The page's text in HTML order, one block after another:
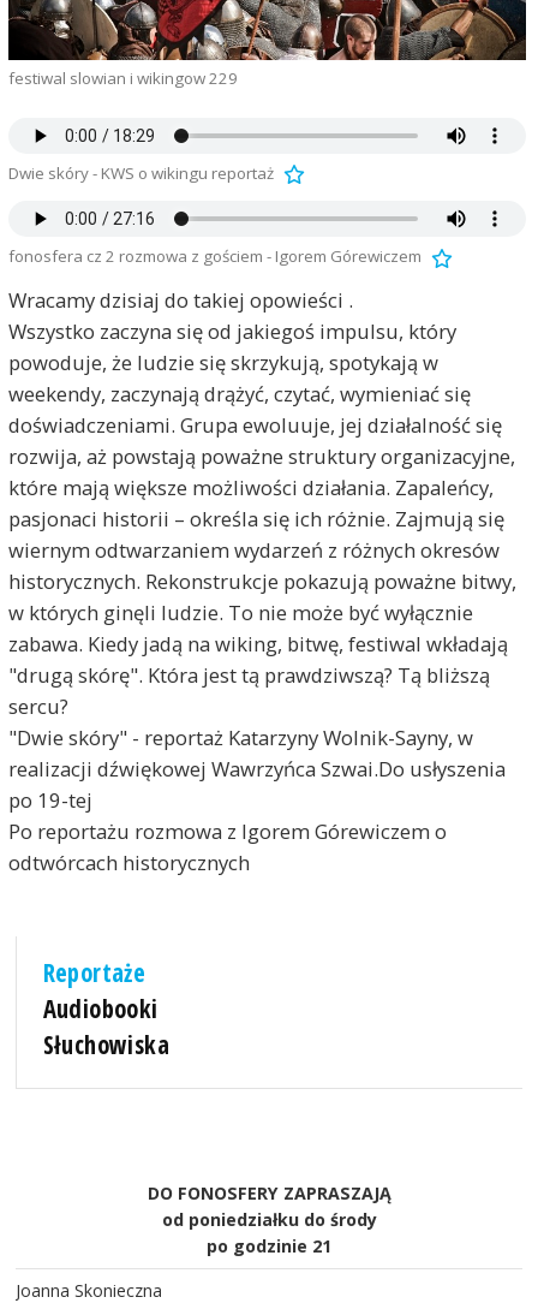
festiwal slowian i wikingow 229
Dwie skóry - KWS o wikingu reportaż
fonosfera cz 2 rozmowa z gościem - Igorem Górewiczem
Wracamy dzisiaj do takiej opowieści .
Wszystko zaczyna się od jakiegoś impulsu, który
powoduje, że ludzie się skrzykują, spotykają w
weekendy, zaczynają drążyć, czytać, wymieniać się
doświadczeniami. Grupa ewoluuje, jej działalność się
rozwija, aż powstają poważne struktury organizacyjne,
które mają większe możliwości działania. Zapaleńcy,
pasjonaci historii – określa się ich różnie. Zajmują się
wiernym odtwarzaniem wydarzeń z różnych okresów
historycznych. Rekonstrukcje pokazują poważne bitwy,
w których ginęli ludzie. To nie może być wyłącznie
zabawa. Kiedy jadą na wiking, bitwę, festiwal wkładają
"drugą skórę". Która jest tą prawdziwszą? Tą bliższą
sercu?
"Dwie skóry" - reportaż Katarzyny Wolnik-Sayny, w
realizacji dźwiękowej Wawrzyńca Szwai.Do usłyszenia
po 19-tej
Po reportażu rozmowa z Igorem Górewiczem o
odtwórcach historycznych
Reportaże
Audiobooki
Słuchowiska
DO FONOSFERY ZAPRASZAJĄ
od poniedziałku do środy
po godzinie 21
Joanna Skonieczna